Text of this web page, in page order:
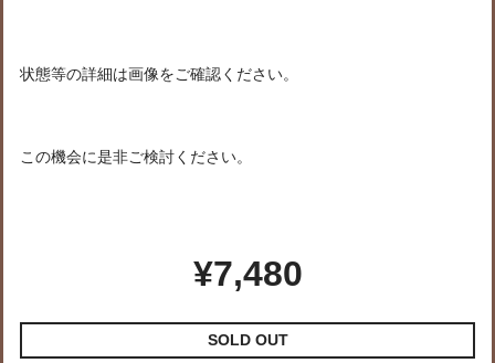
状態等の詳細は画像をご確認ください。
この機会に是非ご検討ください。
¥7,480
SOLD OUT